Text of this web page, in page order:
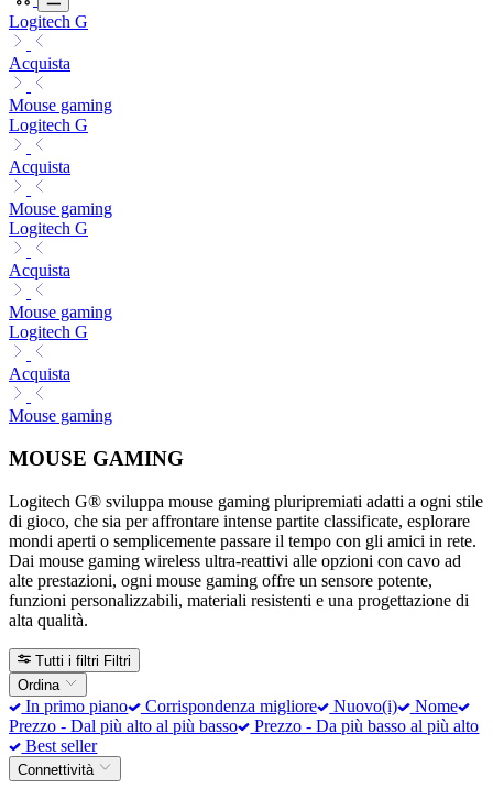
Logitech G
Acquista
Mouse gaming
Logitech G
Acquista
Mouse gaming
Logitech G
Acquista
Mouse gaming
Logitech G
Acquista
Mouse gaming
MOUSE GAMING
Logitech G® sviluppa mouse gaming pluripremiati adatti a ogni stile
di gioco, che sia per affrontare intense partite classificate, esplorare
mondi aperti o semplicemente passare il tempo con gli amici in rete.
Dai mouse gaming wireless ultra-reattivi alle opzioni con cavo ad
alte prestazioni, ogni mouse gaming offre un sensore potente,
funzioni personalizzabili, materiali resistenti e una progettazione di
alta qualità.
Tutti i filtri Filtri
Ordina
In primo piano Corrispondenza migliore Nuovo(i)
Nome
Prezzo - Dal più alto al più basso
Prezzo - Da più basso al più alto
Best seller
Connettività